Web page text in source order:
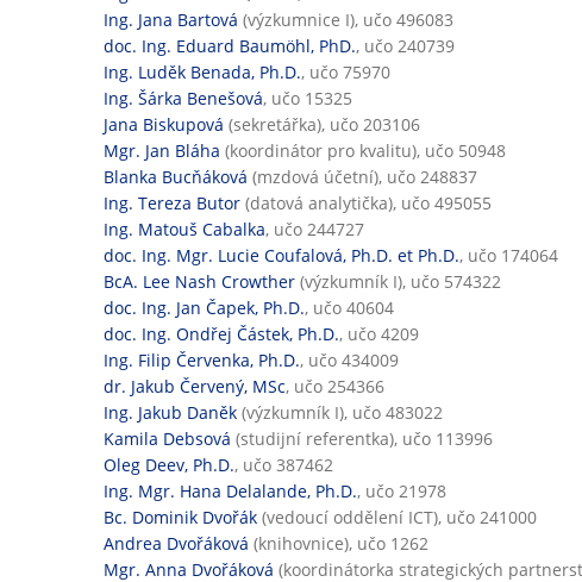
Ing. Jana Bartová (výzkumnice I), učo 496083
doc. Ing. Eduard Baumöhl, PhD., učo 240739
Ing. Luděk Benada, Ph.D., učo 75970
Ing. Šárka Benešová, učo 15325
Jana Biskupová (sekretářka), učo 203106
Mgr. Jan Bláha (koordinátor pro kvalitu), učo 50948
Blanka Bucňáková (mzdová účetní), učo 248837
Ing. Tereza Butor (datová analytička), učo 495055
Ing. Matouš Cabalka, učo 244727
doc. Ing. Mgr. Lucie Coufalová, Ph.D. et Ph.D., učo 174064
BcA. Lee Nash Crowther (výzkumník I), učo 574322
doc. Ing. Jan Čapek, Ph.D., učo 40604
doc. Ing. Ondřej Částek, Ph.D., učo 4209
Ing. Filip Červenka, Ph.D., učo 434009
dr. Jakub Červený, MSc, učo 254366
Ing. Jakub Daněk (výzkumník I), učo 483022
Kamila Debsová (studijní referentka), učo 113996
Oleg Deev, Ph.D., učo 387462
Ing. Mgr. Hana Delalande, Ph.D., učo 21978
Bc. Dominik Dvořák (vedoucí oddělení ICT), učo 241000
Andrea Dvořáková (knihovnice), učo 1262
Mgr. Anna Dvořáková (koordinátorka strategických